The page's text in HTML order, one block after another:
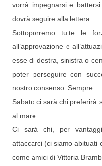
vorrà impegnarsi e
dovrà seguire alla lettera.
Sottoporremo tutte le
all’approvazione e
esse di destra, sinistra o
poter perseguire con
nostro consenso. Sempre.
Sabato ci sarà chi preferirà
al mare.
Ci sarà chi, per
attaccarci (ci siamo abituati
come amici di Vittoria